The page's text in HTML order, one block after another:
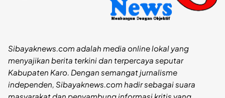
Sibayaknews.com adalah media online lokal yang
menyajikan berita terkini dan terpercaya seputar
Kabupaten Karo. Dengan semangat jurnalisme
independen, Sibayaknews.com hadir sebagai suara